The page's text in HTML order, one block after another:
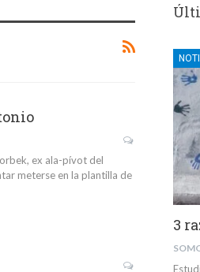
ex ala-pívot del
meterse en la plantilla de
3